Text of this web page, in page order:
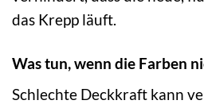
das Krepp läuft.
Was tun, wenn die Farben
Schlechte Deckkraft kann